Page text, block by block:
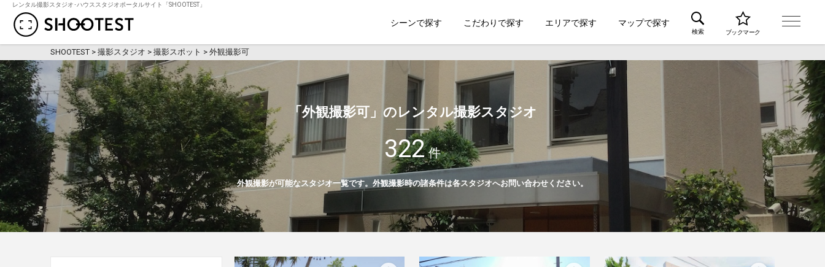
レンタル撮影スタジオ･ハウススタジオポータルサイト「SHOOTEST」
シーンで探す こだわりで探す エリアで探す マップで探す
検索 ブックマーク
SHOOTEST > 撮影スタジオ > 撮影スポット > 外観撮影可
「外観撮影可」のレンタル撮影スタジオ
322 件
外観撮影が可能なスタジオ一覧です。外観撮影時の諸条件は各スタジオへお問い合わせください。